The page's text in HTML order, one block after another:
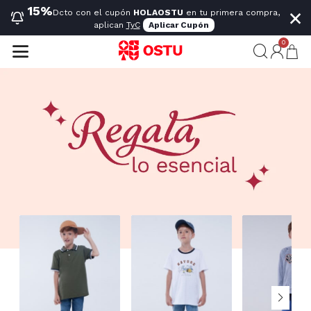
15%Dcto con el cupón HOLAOSTU en tu primera compra,
aplican TyC Aplicar Cupón ×
0